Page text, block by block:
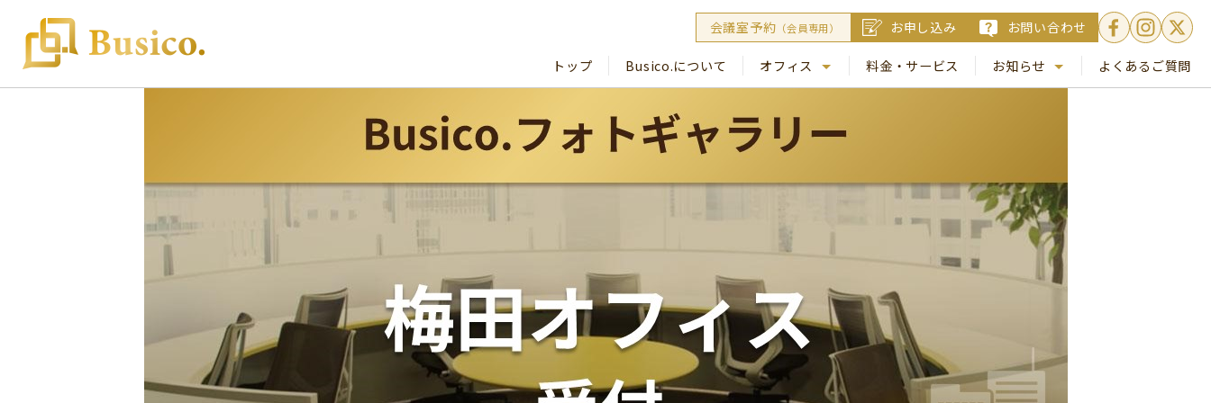
会議室予約 （会員専用） お申し込み お問い合わせ
トップ Busico.について
オフィス
Busico. 梅田
料金・サービス
お知らせ
Busico.通信
よくあるご質問